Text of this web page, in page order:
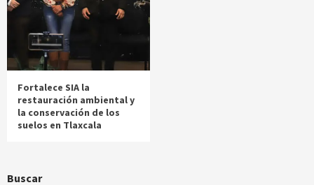
Fortalece SIA la
restauración ambiental y
la conservación de los
suelos en Tlaxcala
Buscar